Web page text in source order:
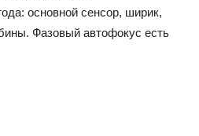
основной сенсор, ширик,
Фазовый автофокус есть